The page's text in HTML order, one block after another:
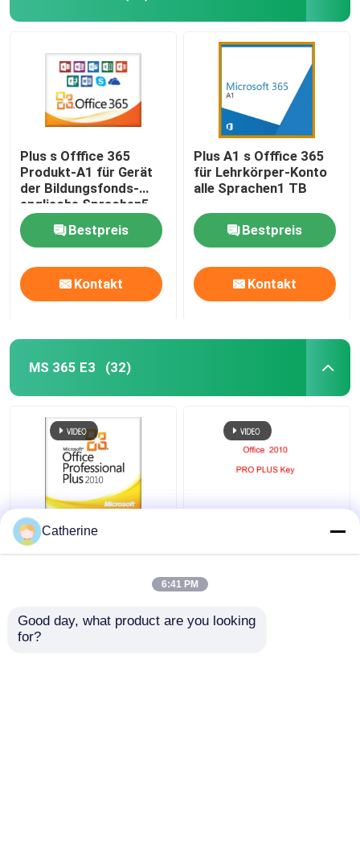
Plus s Offfice 365
Produkt-A1 für Gerät
der Bildungsfonds-
englische Sprachen5
Bestpreis
Kontakt
Plus A1 s Offfice 365
für Lehrkörper-Konto
alle Sprachen1 TB
Bestpreis
Kontakt
MS 365 E3 (32)
Volle Aktivierung 2010
Versions- Offices 2010
2010 Frau-Office
Catherine
6:41 PM
Good day, what product are you looking
for?